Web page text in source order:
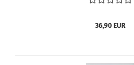
36,90 EUR